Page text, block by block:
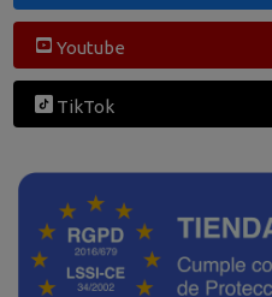
Youtube
TikTok